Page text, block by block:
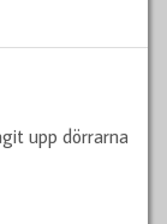
upp dörrarna